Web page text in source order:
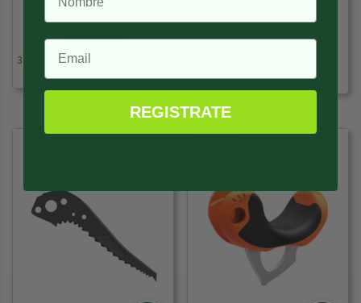
Ice With Grip
$164.900
3 cuotas desde $54.967 sin interés
REGISTRATE